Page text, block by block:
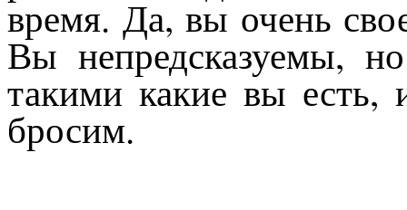
время. Да, вы очень
Вы непредсказуемы,
такими какие вы есть,
бросим.